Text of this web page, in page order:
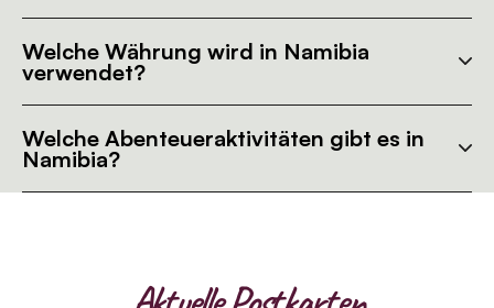
Welche Währung wird in Namibia
verwendet?
Welche Abenteueraktivitäten gibt es in
Namibia?